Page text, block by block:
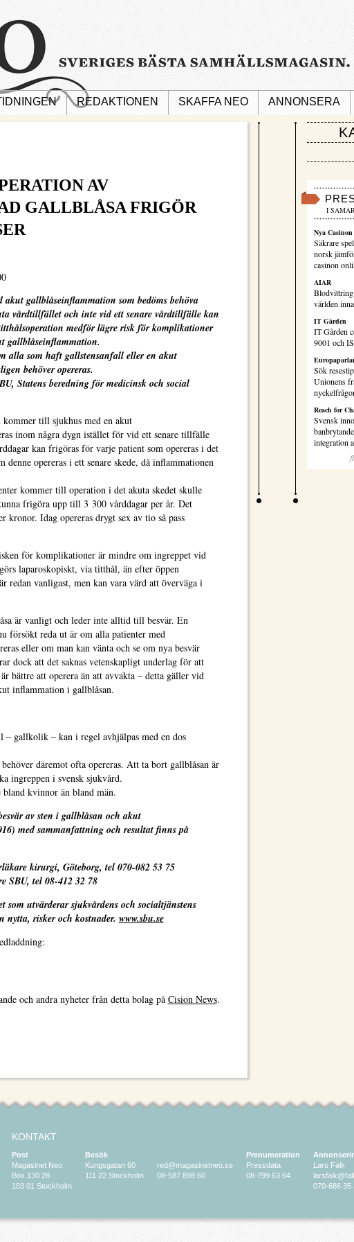
REDAKTIONEN SKAFFA NEO ANNONSERA
AV
GALLBLÅSA FRIGÖR
akut gallblåseinflammation som bedöms behöva
vårdtillfället och inte vid ett senare vårdtillfälle kan
medför lägre risk för komplikationer
gallblåseinflammation.
alla som haft gallstensanfall eller en akut
behöver opereras.
Statens beredning för medicinsk och social
till sjukhus med en akut
inom några dygn istället för vid ett senare tillfälle
kan frigöras för varje patient som opereras i det
denne opereras i ett senare skede, då inflammationen
kommer till operation i det akuta skedet skulle
frigöra upp till 3 300 vårddagar per år. Det
kronor. Idag opereras drygt sex av tio så pass
för komplikationer är mindre om ingreppet vid
laparoskopiskt, via titthål, än efter öppen
redan vanligast, men kan vara värd att överväga i
är vanligt och leder inte alltid till besvär. En
försökt reda ut är om alla patienter med
eller om man kan vänta och se om nya besvär
dock att det saknas vetenskapligt underlag för att
bättre att operera än att avvakta – detta gäller vid
inflammation i gallblåsan.
– gallkolik – kan i regel avhjälpas med en dos
däremot ofta opereras. Att ta bort gallblåsan är
ingreppen i svensk sjukvård.
bland kvinnor än bland män.
av sten i gallblåsan och akut
med sammanfattning och resultat finns på
kirurgi, Göteborg, tel 070-082 53 75
SBU, tel 08-412 32 78
som utvärderar sjukvårdens och socialtjänstens
nytta, risker och kostnader. www.sbu.se
och andra nyheter från detta bolag på Cision News.
I
Nya
Säkrare
norsk
casinon
AIAR
världen
IT Gården
IT Gården
9001 och
Sök
Unionens
Reach for
Svensk
integration
KONTAKT
Post
Magasinet Neo
Box 130 28
103 01 Stockholm
Besök
Kungsgatan 60
111 22 Stockholm
red@magasinetneo.se
08-587 898 60
Prenumeration
Pressdata
08-799 63 64
Lars Falk
070-686 35